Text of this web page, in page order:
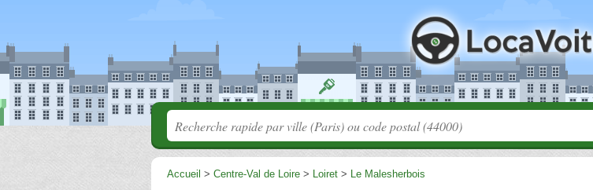
Accueil > Centre-Val de Loire > Loiret > Le Malesherbois